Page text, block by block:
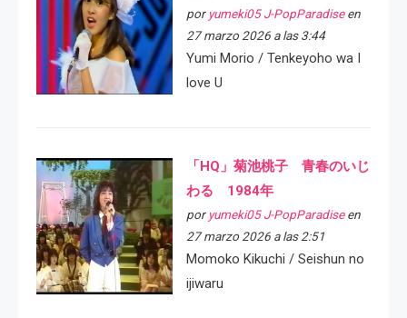
por yumeki05 J-PopParadiseen
27 marzo 2026 a las 3:44
Yumi Morio / Tenkeyoho wa I
love U
「HQ」菊池桃子 青春のいじ
わる 1984年
por yumeki05 J-PopParadiseen
27 marzo 2026 a las 2:51
Momoko Kikuchi / Seishun no
ijiwaru